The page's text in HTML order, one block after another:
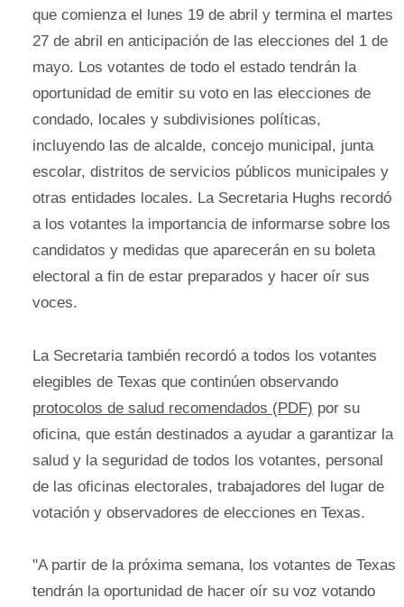
que comienza el lunes 19 de abril y termina el martes
27 de abril en anticipación de las elecciones del 1 de
mayo. Los votantes de todo el estado tendrán la
oportunidad de emitir su voto en las elecciones de
condado, locales y subdivisiones políticas,
incluyendo las de alcalde, concejo municipal, junta
escolar, distritos de servicios públicos municipales y
otras entidades locales. La Secretaria Hughs recordó
a los votantes la importancia de informarse sobre los
candidatos y medidas que aparecerán en su boleta
electoral a fin de estar preparados y hacer oír sus
voces.
La Secretaria también recordó a todos los votantes
elegibles de Texas que continúen observando
protocolos de salud recomendados (PDF) por su
oficina, que están destinados a ayudar a garantizar la
salud y la seguridad de todos los votantes, personal
de las oficinas electorales, trabajadores del lugar de
votación y observadores de elecciones en Texas.
"A partir de la próxima semana, los votantes de Texas
tendrán la oportunidad de hacer oír su voz votando